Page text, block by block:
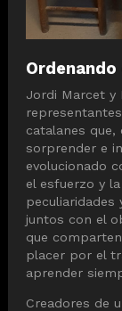
Ordenando
Jordi Marcet y
catalanes
sorprender e
evolucionado
el esfuerzo y
juntos con el
que
placer por el
aprender
Creadores de